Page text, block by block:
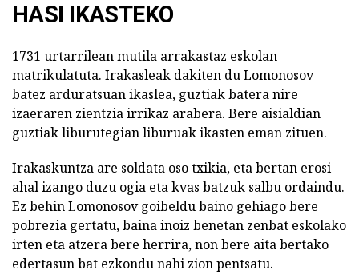
HASI IKASTEKO
1731 urtarrilean mutila arrakastaz eskolan
matrikulatuta. Irakasleak dakiten du Lomonosov
batez arduratsuan ikaslea, guztiak batera nire
izaeraren zientzia irrikaz arabera. Bere aisialdian
guztiak liburutegian liburuak ikasten eman zituen.
Irakaskuntza are soldata oso txikia, eta bertan erosi
ahal izango duzu ogia eta kvas batzuk salbu ordaindu.
Ez behin Lomonosov goibeldu baino gehiago bere
pobrezia gertatu, baina inoiz benetan zenbat eskolako
irten eta atzera bere herrira, non bere aita bertako
edertasun bat ezkondu nahi zion pentsatu.